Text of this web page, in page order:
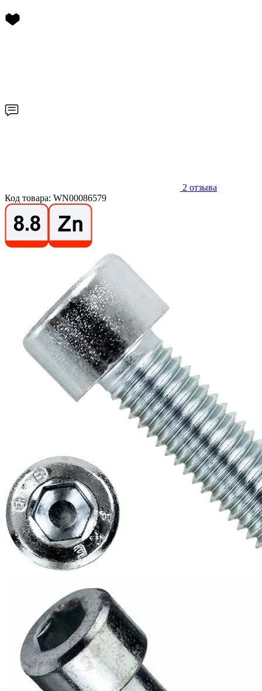
2 отзыва
Код товара: WN00086579